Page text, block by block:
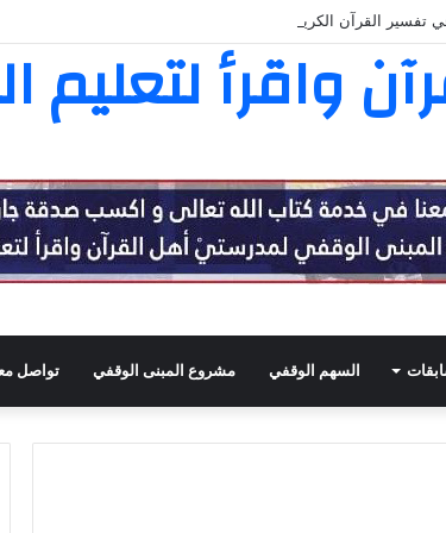
تفسير القرآن الكريم
واقرأ لتعليم
السهم الوقفي مشروع المبنى الوقفي تواصل